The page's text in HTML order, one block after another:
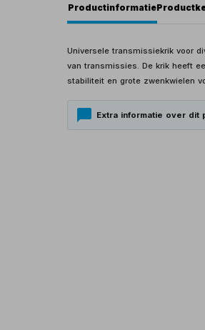
Productinformatie
Universele transmissiekrik voor
van transmissies. De krik heeft
stabiliteit en grote zwenkwielen
Extra informatie over dit